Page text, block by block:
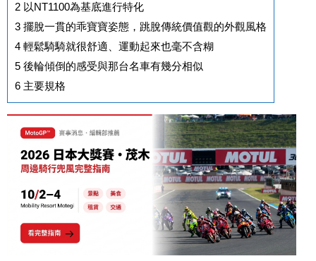
2 以NT1100為基底進行特化
3 擺脫一貫的乖寶寶姿態，跳脫傳統價值觀的外觀風格
4 輕鬆騎騎就很舒適、運動起來也毫不含糊
5 後輪傾倒的感受與那台名車有幾分相似
6 主要規格